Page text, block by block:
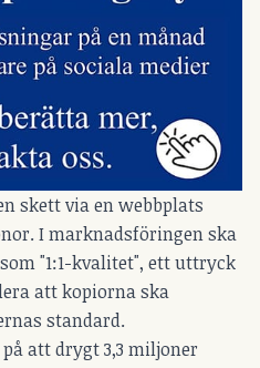
skett via en webbplats
I marknadsföringen ska
"1:1-kvalitet", ett uttryck
att kopiorna ska
standard.
att drygt 3,3 miljoner